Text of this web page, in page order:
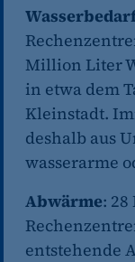
Million Liter
in etwa dem
Kleinstadt.
deshalb aus
wasserarme
Abwärme:
entstehende